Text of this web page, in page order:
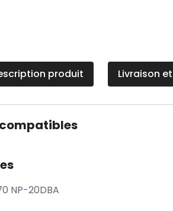
produit Livraison
NP-20DBA